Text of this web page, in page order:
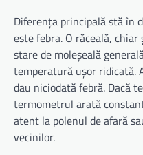
Diferența principală stă în
este febra. O răceală,
stare de moleșeală
temperatură ușor ridicată.
dau niciodată febră. Dacă
termometrul arată
atent la polenul de afară
vecinilor.